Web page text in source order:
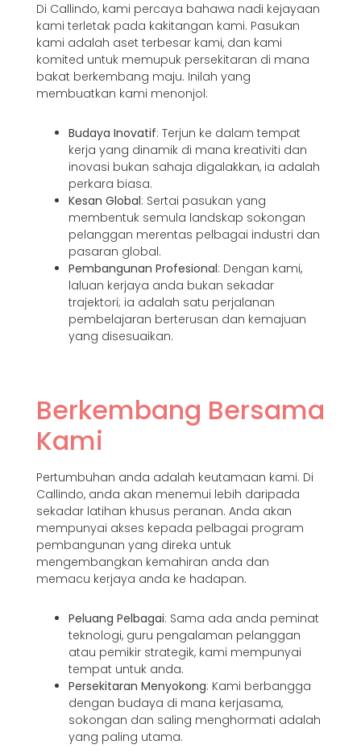
Di Callindo, kami percaya bahawa nadi kejayaan
kami terletak pada kakitangan kami. Pasukan
kami adalah aset terbesar kami, dan kami
komited untuk memupuk persekitaran di mana
bakat berkembang maju. Inilah yang
membuatkan kami menonjol:
Budaya Inovatif: Terjun ke dalam tempat
kerja yang dinamik di mana kreativiti dan
inovasi bukan sahaja digalakkan, ia adalah
perkara biasa.
Kesan Global: Sertai pasukan yang
membentuk semula landskap sokongan
pelanggan merentas pelbagai industri dan
pasaran global.
Pembangunan Profesional: Dengan kami,
laluan kerjaya anda bukan sekadar
trajektori; ia adalah satu perjalanan
pembelajaran berterusan dan kemajuan
yang disesuaikan.
Berkembang Bersama
Kami
Pertumbuhan anda adalah keutamaan kami. Di
Callindo, anda akan menemui lebih daripada
sekadar latihan khusus peranan. Anda akan
mempunyai akses kepada pelbagai program
pembangunan yang direka untuk
mengembangkan kemahiran anda dan
memacu kerjaya anda ke hadapan.
Peluang Pelbagai: Sama ada anda peminat
teknologi, guru pengalaman pelanggan
atau pemikir strategik, kami mempunyai
tempat untuk anda.
Persekitaran Menyokong: Kami berbangga
dengan budaya di mana kerjasama,
sokongan dan saling menghormati adalah
yang paling utama.